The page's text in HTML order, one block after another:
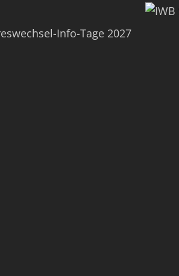
Info-Tage 2027